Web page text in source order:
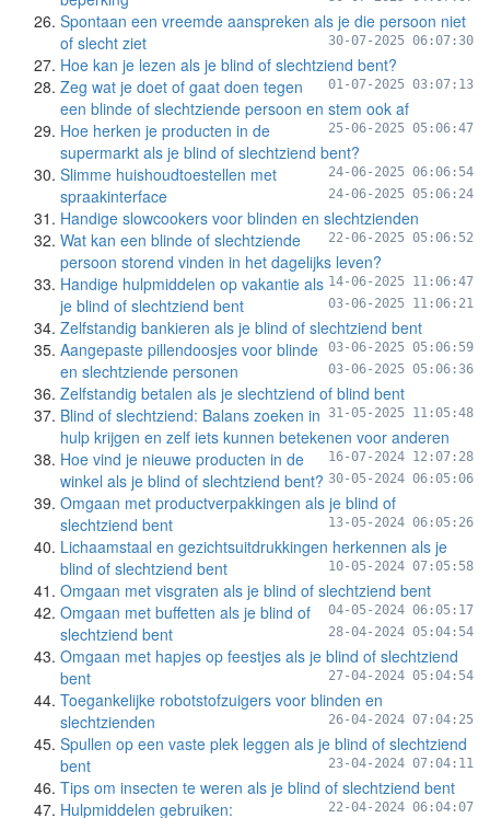
Spontaan een vreemde aanspreken als je die persoon niet
of slecht ziet
30-07-2025 06:07:30
Hoe kan je lezen als je blind of slechtziend bent?
01-07-2025 03:07:13
Zeg wat je doet of gaat doen tegen
een blinde of slechtziende persoon en stem ook af
25-06-2025 05:06:47
Hoe herken je producten in de
supermarkt als je blind of slechtziend bent?
24-06-2025 06:06:54
Slimme huishoudtoestellen met
spraakinterface
24-06-2025 05:06:24
Handige slowcookers voor blinden en slechtzienden
22-06-2025 05:06:52
Wat kan een blinde of slechtziende
persoon storend vinden in het dagelijks leven?
14-06-2025 11:06:47
Handige hulpmiddelen op vakantie als
je blind of slechtziend bent
03-06-2025 11:06:21
Zelfstandig bankieren als je blind of slechtziend bent
03-06-2025 05:06:59
Aangepaste pillendoosjes voor blinde
en slechtziende personen
03-06-2025 05:06:36
Zelfstandig betalen als je slechtziend of blind bent
31-05-2025 11:05:48
Blind of slechtziend: Balans zoeken in
hulp krijgen en zelf iets kunnen betekenen voor anderen
16-07-2024 12:07:28
Hoe vind je nieuwe producten in de
winkel als je blind of slechtziend bent? 30-05-2024 06:05:06
Omgaan met productverpakkingen als je blind of
slechtziend bent
13-05-2024 06:05:26
Lichaamstaal en gezichtsuitdrukkingen herkennen als je
blind of slechtziend bent
10-05-2024 07:05:58
Omgaan met visgraten als je blind of slechtziend bent
04-05-2024 06:05:17
Omgaan met buffetten als je blind of
slechtziend bent
28-04-2024 05:04:54
Omgaan met hapjes op feestjes als je blind of slechtziend
bent
27-04-2024 05:04:54
Toegankelijke robotstofzuigers voor blinden en
slechtzienden
26-04-2024 07:04:25
Spullen op een vaste plek leggen als je blind of slechtziend
bent
23-04-2024 07:04:11
Tips om insecten te weren als je blind of slechtziend bent
22-04-2024 06:04:07
Hulpmiddelen gebruiken: